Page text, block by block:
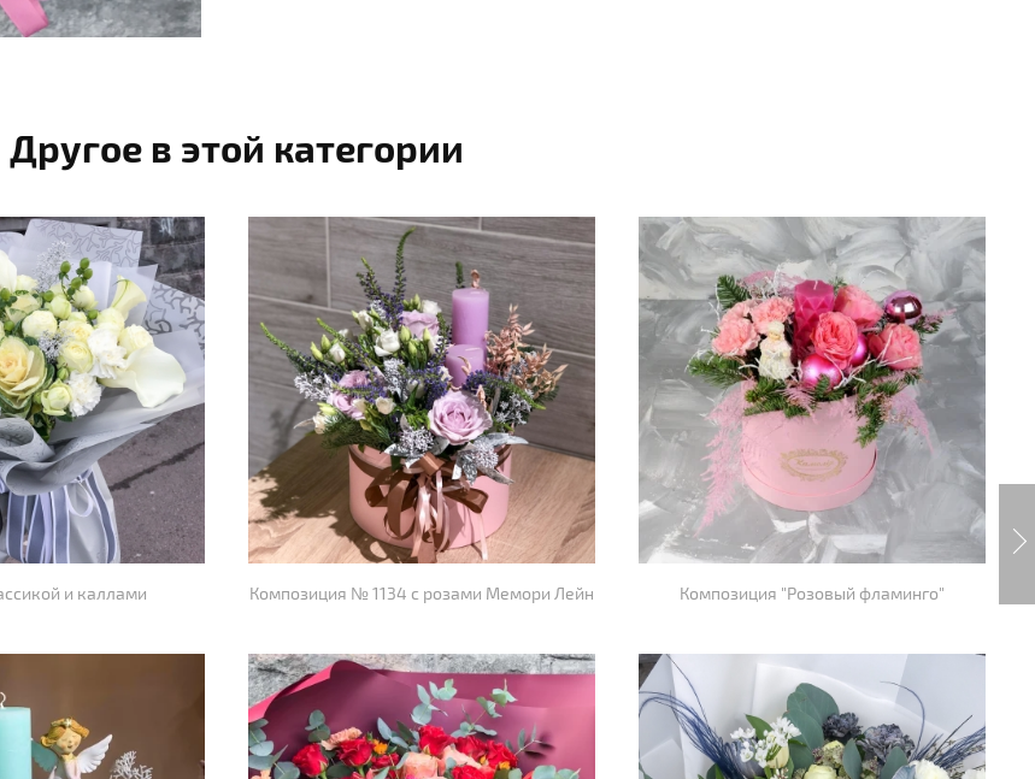
Другое в этой категории
и каллами Композиция № 1134 с розами Мемори Лейн Композиция "Розовый фламинго"